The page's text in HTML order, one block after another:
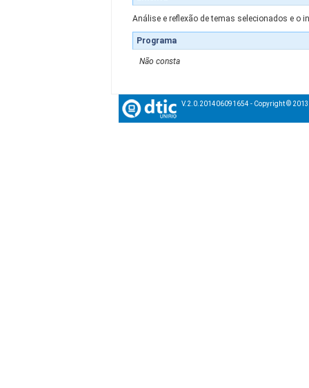
Análise e reflexão de temas selecionados e o
Programa
Não consta
V.2.0.201406091654 - Copyright ©